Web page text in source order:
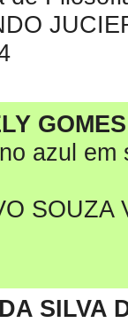
azul
SOUZA
SILVA